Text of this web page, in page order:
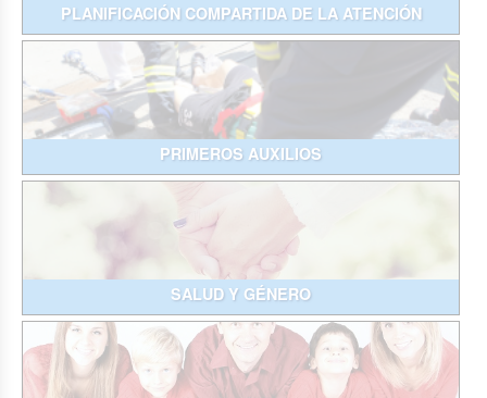
PLANIFICACIÓN COMPARTIDA DE LA ATENCIÓN
PRIMEROS AUXILIOS
SALUD Y GÉNERO